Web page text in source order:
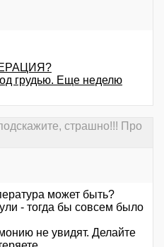
грудью. Еще неделю
страшно!!! Про
может быть?
- тогда бы совсем было
не увидят. Делайте